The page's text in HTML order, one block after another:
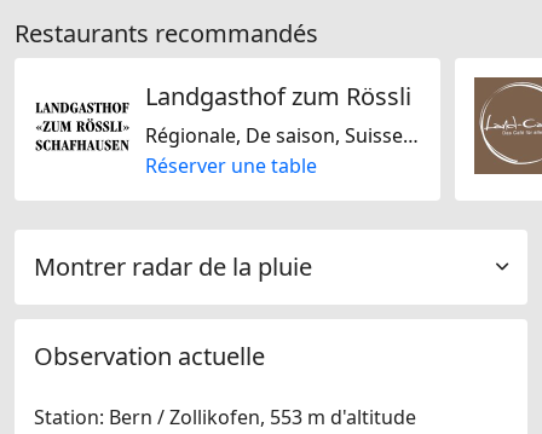
Restaurants recommandés
Landgasthof zum Rössli
Régionale, De saison, Suisse, Internationale
Réserver une table
Montrer radar de la pluie
Observation actuelle
Station: Bern / Zollikofen, 553 m d'altitude